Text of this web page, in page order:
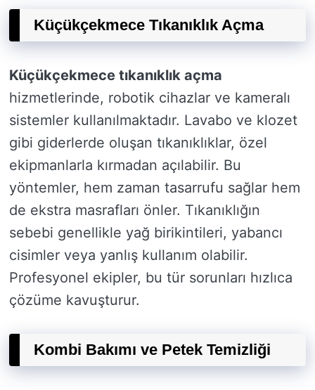
Küçükçekmece Tıkanıklık Açma
Küçükçekmece tıkanıklık açma
hizmetlerinde, robotik cihazlar ve kameralı
sistemler kullanılmaktadır. Lavabo ve klozet
gibi giderlerde oluşan tıkanıklıklar, özel
ekipmanlarla kırmadan açılabilir. Bu
yöntemler, hem zaman tasarrufu sağlar hem
de ekstra masrafları önler. Tıkanıklığın
sebebi genellikle yağ birikintileri, yabancı
cisimler veya yanlış kullanım olabilir.
Profesyonel ekipler, bu tür sorunları hızlıca
çözüme kavuşturur.
Kombi Bakımı ve Petek Temizliği